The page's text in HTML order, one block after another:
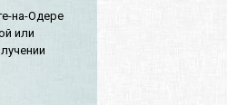
на-Одере
или